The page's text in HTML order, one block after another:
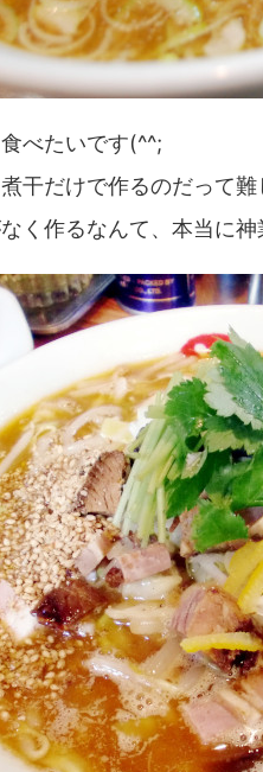
べたいです(^^;
干だけで作るのだって
く作るなんて、本当に神